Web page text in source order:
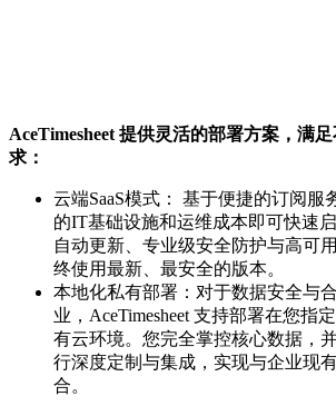
AceTimesheet 提供灵活的部署方案，满
求：
云端SaaS模式： 基于便捷的订阅服
的IT基础设施和运维成本即可快速
自动更新、专业级安全防护与高可
终使用最新、最安全的版本。
本地化私有部署：对于数据安全与
业，AceTimesheet 支持部署在您指
有云环境。您完全掌控核心数据，
行深度定制与集成，实现与企业现
合。